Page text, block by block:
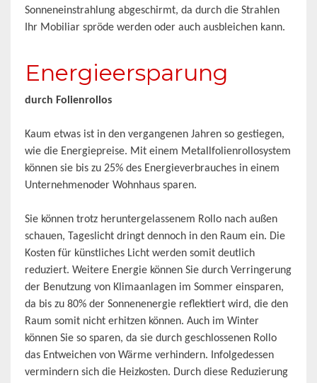
Sonneneinstrahlung abgeschirmt, da durch die Strahlen
Ihr Mobiliar spröde werden oder auch ausbleichen kann.
Energieersparung
durch Folienrollos
Kaum etwas ist in den vergangenen Jahren so gestiegen,
wie die Energiepreise. Mit einem Metallfolienrollosystem
können sie bis zu 25% des Energieverbrauches in einem
Unternehmenoder Wohnhaus sparen.
Sie können trotz heruntergelassenem Rollo nach außen
schauen, Tageslicht dringt dennoch in den Raum ein. Die
Kosten für künstliches Licht werden somit deutlich
reduziert. Weitere Energie können Sie durch Verringerung
der Benutzung von Klimaanlagen im Sommer einsparen,
da bis zu 80% der Sonnenenergie reflektiert wird, die den
Raum somit nicht erhitzen können. Auch im Winter
können Sie so sparen, da sie durch geschlossenen Rollo
das Entweichen von Wärme verhindern. Infolgedessen
vermindern sich die Heizkosten. Durch diese Reduzierung